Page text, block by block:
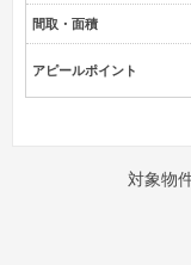
間取・面積
アピールポイント
対象物